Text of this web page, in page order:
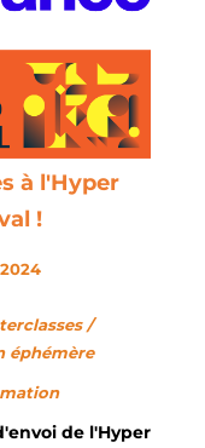
à l'Hyper
!
/
éphémère
de l'Hyper